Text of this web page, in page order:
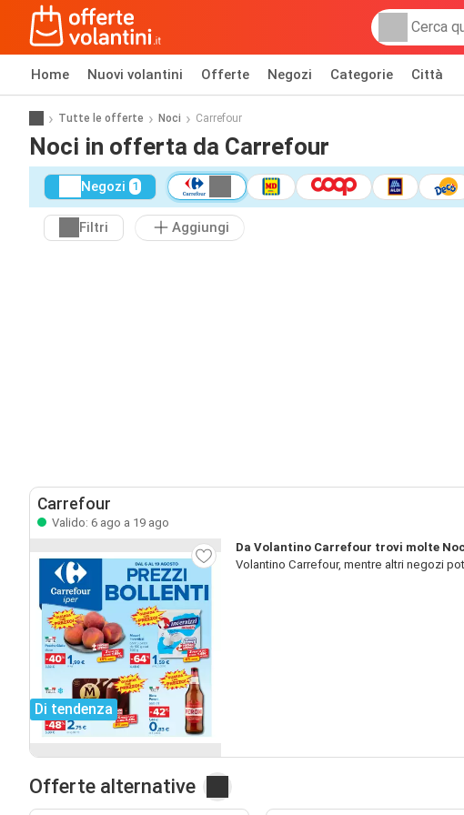
Home Nuovi volantini Offerte Negozi Categorie Città
Tutte le offerte Noci Carrefour
Noci in offerta da Carrefour
Negozi 1
Filtri Aggiungi
Carrefour
Valido: 6 ago a 19 ago
Di tendenza
Da Volantino Carrefour trovi molte
Volantino Carrefour, mentre altri negozi
Offerte alternative